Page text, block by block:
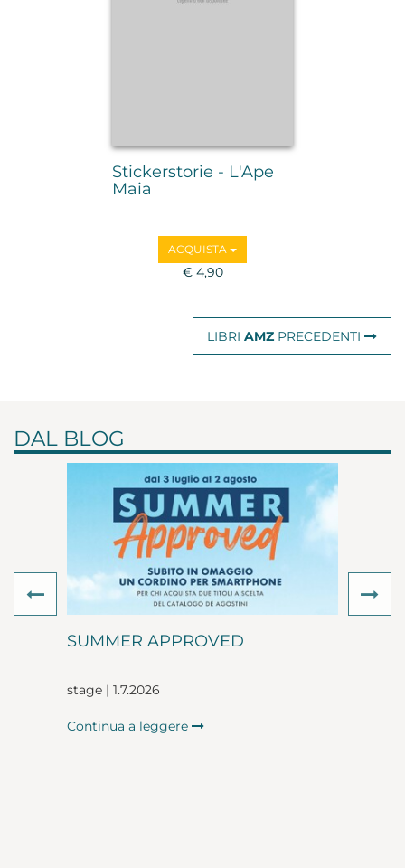
Stickerstorie - L'Ape
Maia
ACQUISTA
€ 4,90
LIBRI AMZ PRECEDENTI
DAL BLOG
SUMMER APPROVED
stage | 1.7.2026
Continua a leggere
Previous